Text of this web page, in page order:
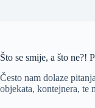
Što se smije, a što ne?!
Često nam dolaze
objekata, kontejnera, te